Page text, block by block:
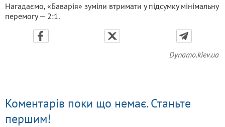
Нагадаємо, «Баварія» зуміли втримати у підсумку мінімальну
перемогу — 2:1.
Dynamo.kiev.ua
Коментарів поки що немає. Станьте
першим!